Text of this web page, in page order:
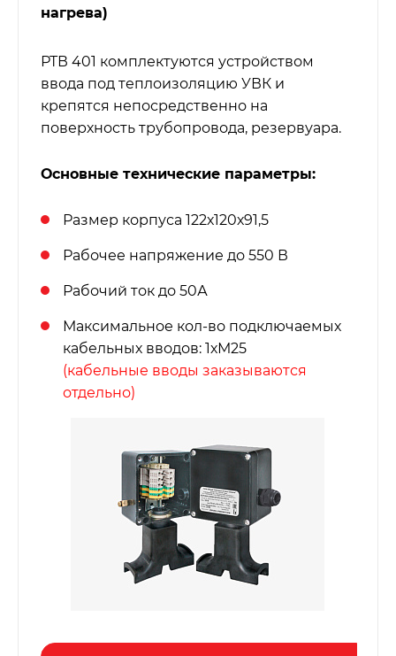
нагрева)
РТВ 401 комплектуются устройством
ввода под теплоизоляцию УВК и
крепятся непосредственно на
поверхность трубопровода, резервуара.
Основные технические параметры:
Размер корпуса 122х120х91,5
Рабочее напряжение до 550 В
Рабочий ток до 50А
Максимальное кол-во подключаемых
кабельных вводов: 1хМ25
(кабельные вводы заказываются
отдельно)